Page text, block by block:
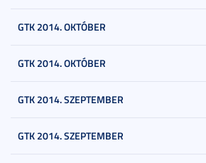
GTK 2014. OKTÓBER
GTK 2014. OKTÓBER
GTK 2014. SZEPTEMBER
GTK 2014. SZEPTEMBER